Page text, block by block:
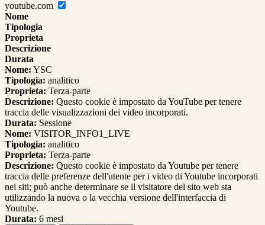
youtube.com
Nome
Tipologia
Proprieta
Descrizione
Durata
Nome: YSC
Tipologia: analitico
Proprieta: Terza-parte
Descrizione: Questo cookie è impostato da YouTube per tenere
traccia delle visualizzazioni dei video incorporati.
Durata: Sessione
Nome: VISITOR_INFO1_LIVE
Tipologia: analitico
Proprieta: Terza-parte
Descrizione: Questo cookie è impostato da Youtube per tenere
traccia delle preferenze dell'utente per i video di Youtube incorporati
nei siti; può anche determinare se il visitatore del sito web sta
utilizzando la nuova o la vecchia versione dell'interfaccia di
Youtube.
Durata: 6 mesi